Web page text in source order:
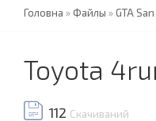
Головна »Файлы » GTA
Toyota
112 Скачиваний